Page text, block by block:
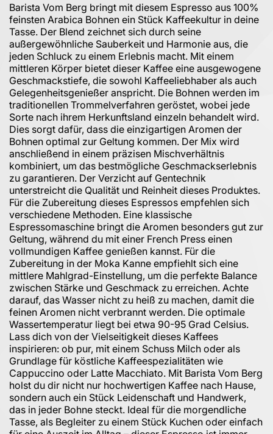
Barista Vom Berg bringt mit diesem Espresso aus 100%
feinsten Arabica Bohnen ein Stück Kaffeekultur in deine
Tasse. Der Blend zeichnet sich durch seine
außergewöhnliche Sauberkeit und Harmonie aus, die
jeden Schluck zu einem Erlebnis macht. Mit einem
mittleren Körper bietet dieser Kaffee eine ausgewogene
Geschmackstiefe, die sowohl Kaffeeliebhaber als auch
Gelegenheitsgenießer anspricht. Die Bohnen werden im
traditionellen Trommelverfahren geröstet, wobei jede
Sorte nach ihrem Herkunftsland einzeln behandelt wird.
Dies sorgt dafür, dass die einzigartigen Aromen der
Bohnen optimal zur Geltung kommen. Der Mix wird
anschließend in einem präzisen Mischverhältnis
kombiniert, um das bestmögliche Geschmackserlebnis
zu garantieren. Der Verzicht auf Gentechnik
unterstreicht die Qualität und Reinheit dieses Produktes.
Für die Zubereitung dieses Espressos empfehlen sich
verschiedene Methoden. Eine klassische
Espressomaschine bringt die Aromen besonders gut zur
Geltung, während du mit einer French Press einen
vollmundigen Kaffee genießen kannst. Für die
Zubereitung in der Moka Kanne empfiehlt sich eine
mittlere Mahlgrad-Einstellung, um die perfekte Balance
zwischen Stärke und Geschmack zu erreichen. Achte
darauf, das Wasser nicht zu heiß zu machen, damit die
feinen Aromen nicht verbrannt werden. Die optimale
Wassertemperatur liegt bei etwa 90-95 Grad Celsius.
Lass dich von der Vielseitigkeit dieses Kaffees
inspirieren: ob pur, mit einem Schuss Milch oder als
Grundlage für köstliche Kaffeespezialitäten wie
Cappuccino oder Latte Macchiato. Mit Barista Vom Berg
holst du dir nicht nur hochwertigen Kaffee nach Hause,
sondern auch ein Stück Leidenschaft und Handwerk,
das in jeder Bohne steckt. Ideal für die morgendliche
Tasse, als Begleiter zu einem Stück Kuchen oder einfach